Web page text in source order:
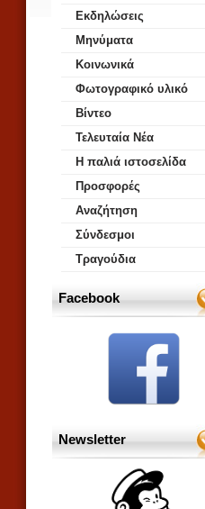
Εκδηλώσεις
Μηνύματα
Κοινωνικά
Φωτογραφικό υλικό
Βίντεο
Τελευταία Νέα
Η παλιά ιστοσελίδα
Προσφορές
Αναζήτηση
Σύνδεσμοι
Τραγούδια
Facebook
Newsletter